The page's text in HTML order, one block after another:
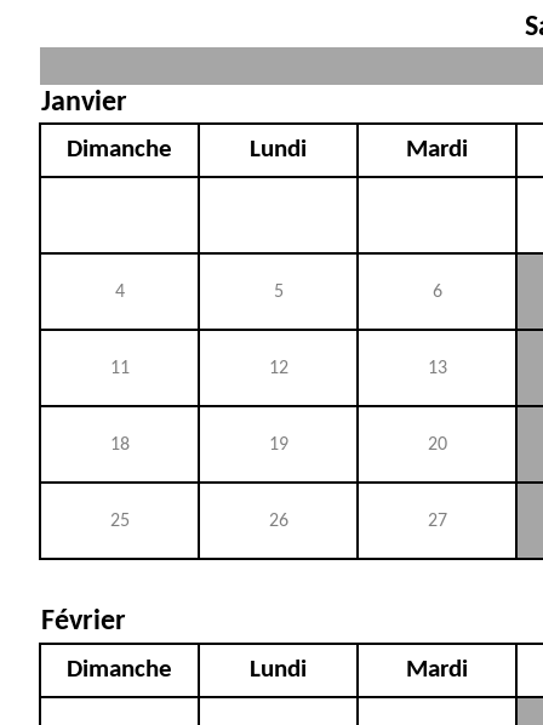
Janvier
Dimanche Lundi Mardi
4 5 6
11 12 13
18 19 20
25 26 27
Février
Dimanche Lundi Mardi